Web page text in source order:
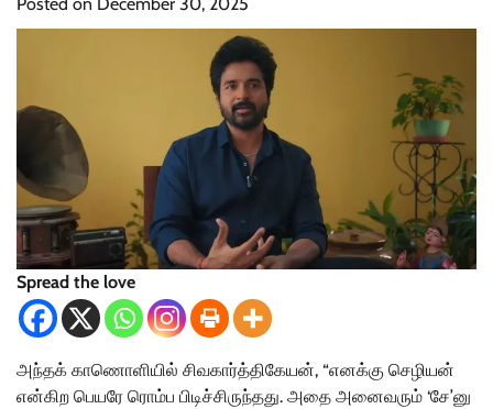
Spread the love
அந்தக் காணொளியில் சிவகார்த்திகேயன், “எனக்கு செழியன்
என்கிற பெயரே ரொம்ப பிடிச்சிருந்தது. அதை அனைவரும் ‘சே’னு